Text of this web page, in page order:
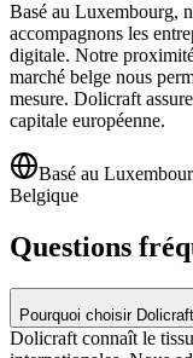
Basé au Luxembourg,
accompagnons les
digitale. Notre
marché belge nous
mesure. Dolicraft
capitale européenne.
Basé au
Belgique
Questions
Pourquoi choisir
Dolicraft connaît le